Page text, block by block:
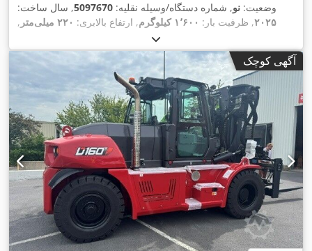
وضعیت: نو, شماره دستگاه/وسیله نقلیه: 5097670, سال ساخت:
۲۰۲۵, ظرفیت بار: ۱٬۶۰۰ کیلوگرم , ارتفاع بالابری: ۲۲۰ میلی‌متر
,
, نوع سوخت:
ارتفاع سازه:۱٬۳۰۰ میلی‌متر , ولتاژ باتری: ۲۵٫۶ V , طول شاخک‌ها:
۱٬۱۵۰ میلی‌متر
, وزن کل: ۴۰۰ کیلوگرم , آگهی کوچک